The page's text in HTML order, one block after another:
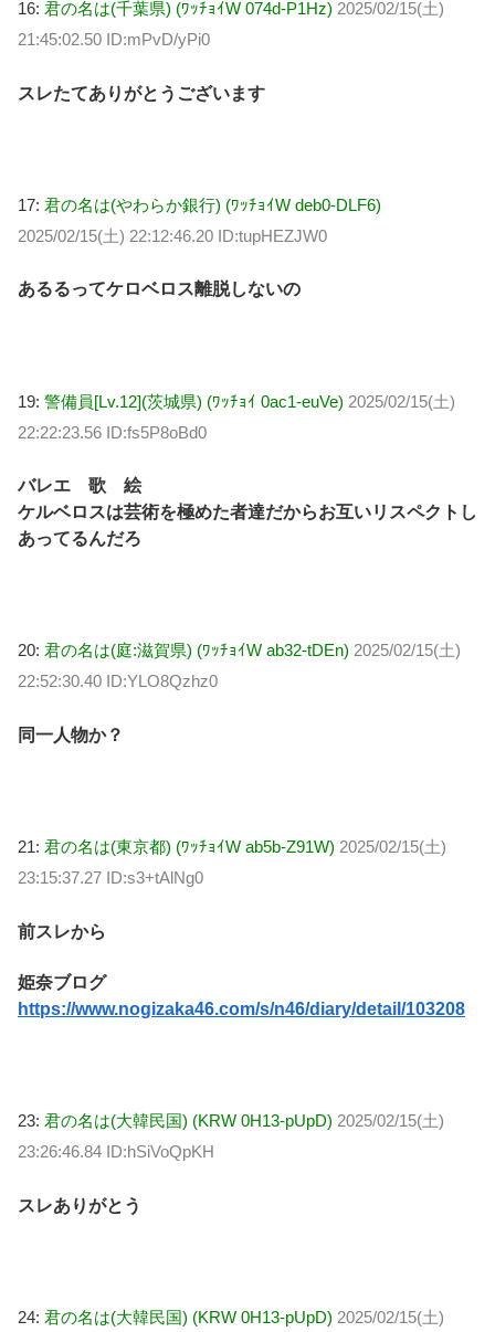
16: 君の名は(千葉県) (ﾜｯﾁｮｲW 074d-P1Hz) 2025/02/15(土)
21:45:02.50 ID:mPvD/yPi0
スレたてありがとうございます
17: 君の名は(やわらか銀行) (ﾜｯﾁｮｲW deb0-DLF6)
2025/02/15(土) 22:12:46.20 ID:tupHEZJW0
あるるってケロベロス離脱しないの
19: 警備員[Lv.12](茨城県) (ﾜｯﾁｮｲ 0ac1-euVe) 2025/02/15(土)
22:22:23.56 ID:fs5P8oBd0
バレエ 歌 絵
ケルベロスは芸術を極めた者達だからお互いリスペクトし
あってるんだろ
20: 君の名は(庭:滋賀県) (ﾜｯﾁｮｲW ab32-tDEn) 2025/02/15(土)
22:52:30.40 ID:YLO8Qzhz0
同一人物か？
21: 君の名は(東京都) (ﾜｯﾁｮｲW ab5b-Z91W) 2025/02/15(土)
23:15:37.27 ID:s3+tAlNg0
前スレから
姫奈ブログ
https://www.nogizaka46.com/s/n46/diary/detail/103208
23: 君の名は(大韓民国) (KRW 0H13-pUpD) 2025/02/15(土)
23:26:46.84 ID:hSiVoQpKH
スレありがとう
24: 君の名は(大韓民国) (KRW 0H13-pUpD) 2025/02/15(土)